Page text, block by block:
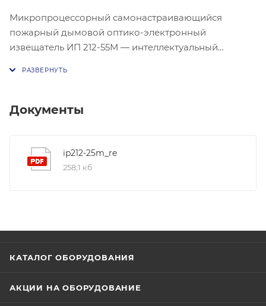
Микропроцессорный самонастраивающийся
пожарный дымовой оптико-электронный
извещатель ИП 212-55М — интеллектуальный
возгорания в защищаемом помещении и выдачи
применять для зданий и сооружений где требуется
повышенная надежность систем пожарной
Документы
ip212-25m_re
258,1 кб
КАТАЛОГ ОБОРУДОВАНИЯ
АКЦИИ НА ОБОРУДОВАНИЕ